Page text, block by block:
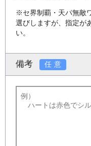
※セ界制覇・天パ無敵
選びしますが、指定が
い。
備考 任意